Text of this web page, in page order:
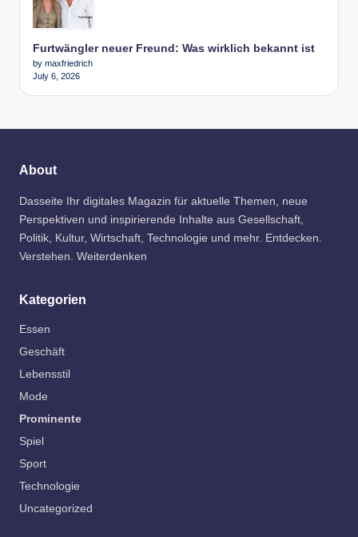
Furtwängler neuer Freund: Was wirklich bekannt ist
by maxfriedrich
July 6, 2026
About
Dasseite Ihr digitales Magazin für aktuelle Themen, neue
Perspektiven und inspirierende Inhalte aus Gesellschaft,
Politik, Kultur, Wirtschaft, Technologie und mehr. Entdecken.
Verstehen. Weiterdenken
Kategorien
Essen
Geschäft
Lebensstil
Mode
Prominente
Spiel
Sport
Technologie
Uncategorized